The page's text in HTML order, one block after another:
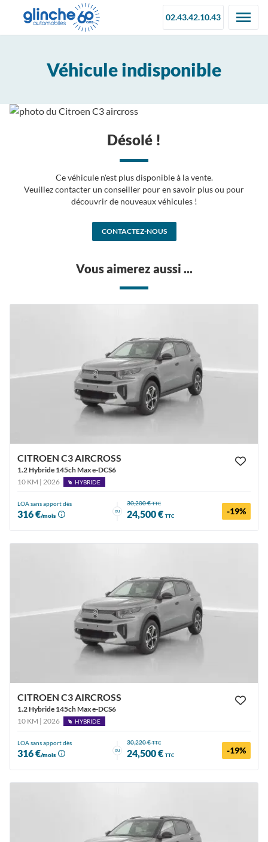
02.43.42.10.43
Véhicule indisponible
Désolé !
Ce véhicule n'est plus disponible à la vente.
Veuillez contacter un conseiller pour en savoir plus ou pour
découvrir de nouveaux véhicules !
CONTACTEZ-NOUS
Vous aimerez aussi ...
CITROEN C3 AIRCROSS
1.2 Hybride 145ch Max e-DCS6
10 KM | 2026
HYBRIDE
LOA sans apport dès
316 €/mois
ou
30,200 €TTC
24,500 € TTC -19%
CITROEN C3 AIRCROSS
1.2 Hybride 145ch Max e-DCS6
10 KM | 2026
HYBRIDE
LOA sans apport dès
316 €/mois
ou
30,220 €TTC
24,500 € TTC -19%